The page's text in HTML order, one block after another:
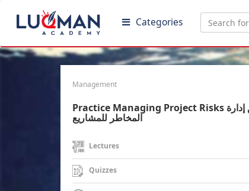
Categories
Management
Practice Managing Project Risks تطبيق إدارة
المخاطر للمشاريع
Lectures
Quizzes